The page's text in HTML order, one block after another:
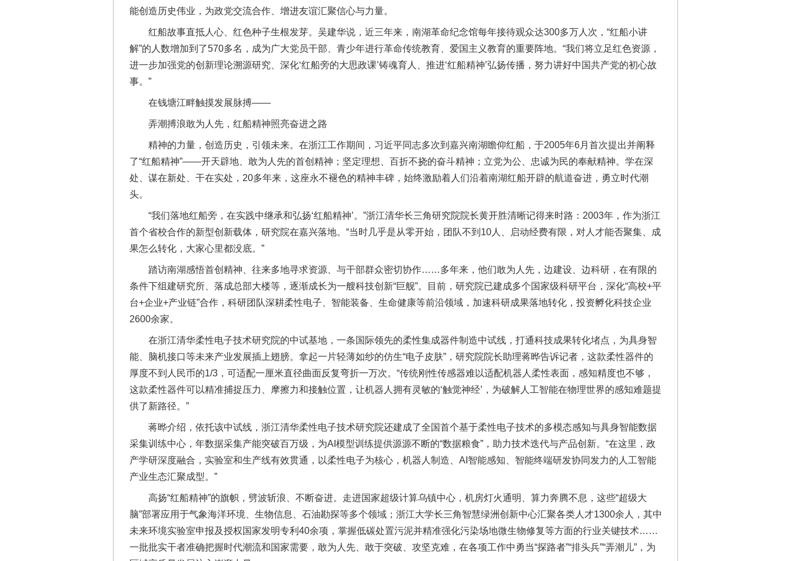
能创造历史伟业，为政党交流合作、增进友谊汇聚信心与力量。
红船故事直抵人心、红色种子生根发芽。吴建华说，近三年来，南湖革命纪念馆每年接待观众达300多万人次，“红船小讲
解”的人数增加到了570多名，成为广大党员干部、青少年进行革命传统教育、爱国主义教育的重要阵地。“我们将立足红色资源，
进一步加强党的创新理论溯源研究、深化‘红船旁的大思政课’铸魂育人、推进‘红船精神’弘扬传播，努力讲好中国共产党的初心故
事。”
在钱塘江畔触摸发展脉搏——
弄潮搏浪敢为人先，红船精神照亮奋进之路
精神的力量，创造历史，引领未来。在浙江工作期间，习近平同志多次到嘉兴南湖瞻仰红船，于2005年6月首次提出并阐释
了“红船精神”——开天辟地、敢为人先的首创精神；坚定理想、百折不挠的奋斗精神；立党为公、忠诚为民的奉献精神。学在深
处、谋在新处、干在实处，20多年来，这座永不褪色的精神丰碑，始终激励着人们沿着南湖红船开辟的航道奋进，勇立时代潮
头。
“我们落地红船旁，在实践中继承和弘扬‘红船精神’。”浙江清华长三角研究院院长黄开胜清晰记得来时路：2003年，作为浙江
首个省校合作的新型创新载体，研究院在嘉兴落地。“当时几乎是从零开始，团队不到10人、启动经费有限，对人才能否聚集、成
果怎么转化，大家心里都没底。”
踏访南湖感悟首创精神、往来多地寻求资源、与干部群众密切协作……多年来，他们敢为人先，边建设、边科研，在有限的
条件下组建研究所、落成总部大楼等，逐渐成长为一艘科技创新“巨舰”。目前，研究院已建成多个国家级科研平台，深化“高校+平
台+企业+产业链”合作，科研团队深耕柔性电子、智能装备、生命健康等前沿领域，加速科研成果落地转化，投资孵化科技企业
2600余家。
在浙江清华柔性电子技术研究院的中试基地，一条国际领先的柔性集成器件制造中试线，打通科技成果转化堵点，为具身智
能、脑机接口等未来产业发展插上翅膀。拿起一片轻薄如纱的仿生“电子皮肤”，研究院院长助理蒋晔告诉记者，这款柔性器件的
厚度不到人民币的1/3，可适配一厘米直径曲面反复弯折一万次。“传统刚性传感器难以适配机器人柔性表面，感知精度也不够，
这款柔性器件可以精准捕捉压力、摩擦力和接触位置，让机器人拥有灵敏的‘触觉神经’，为破解人工智能在物理世界的感知难题提
供了新路径。”
蒋晔介绍，依托该中试线，浙江清华柔性电子技术研究院还建成了全国首个基于柔性电子技术的多模态感知与具身智能数据
采集训练中心，年数据采集产能突破百万级，为AI模型训练提供源源不断的“数据粮食”，助力技术迭代与产品创新。“在这里，政
产学研深度融合，实验室和生产线有效贯通，以柔性电子为核心，机器人制造、AI智能感知、智能终端研发协同发力的人工智能
产业生态汇聚成型。”
高扬“红船精神”的旗帜，劈波斩浪、不断奋进。走进国家超级计算乌镇中心，机房灯火通明、算力奔腾不息，这些“超级大
脑”部署应用于气象海洋环境、生物信息、石油勘探等多个领域；浙江大学长三角智慧绿洲创新中心汇聚各类人才1300余人，其中
未来环境实验室申报及授权国家发明专利40余项，掌握低碳处置污泥并精准强化污染场地微生物修复等方面的行业关键技术……
一批批实干者准确把握时代潮流和国家需要，敢为人先、敢于突破、攻坚克难，在各项工作中勇当“探路者”“排头兵”“弄潮儿”，为